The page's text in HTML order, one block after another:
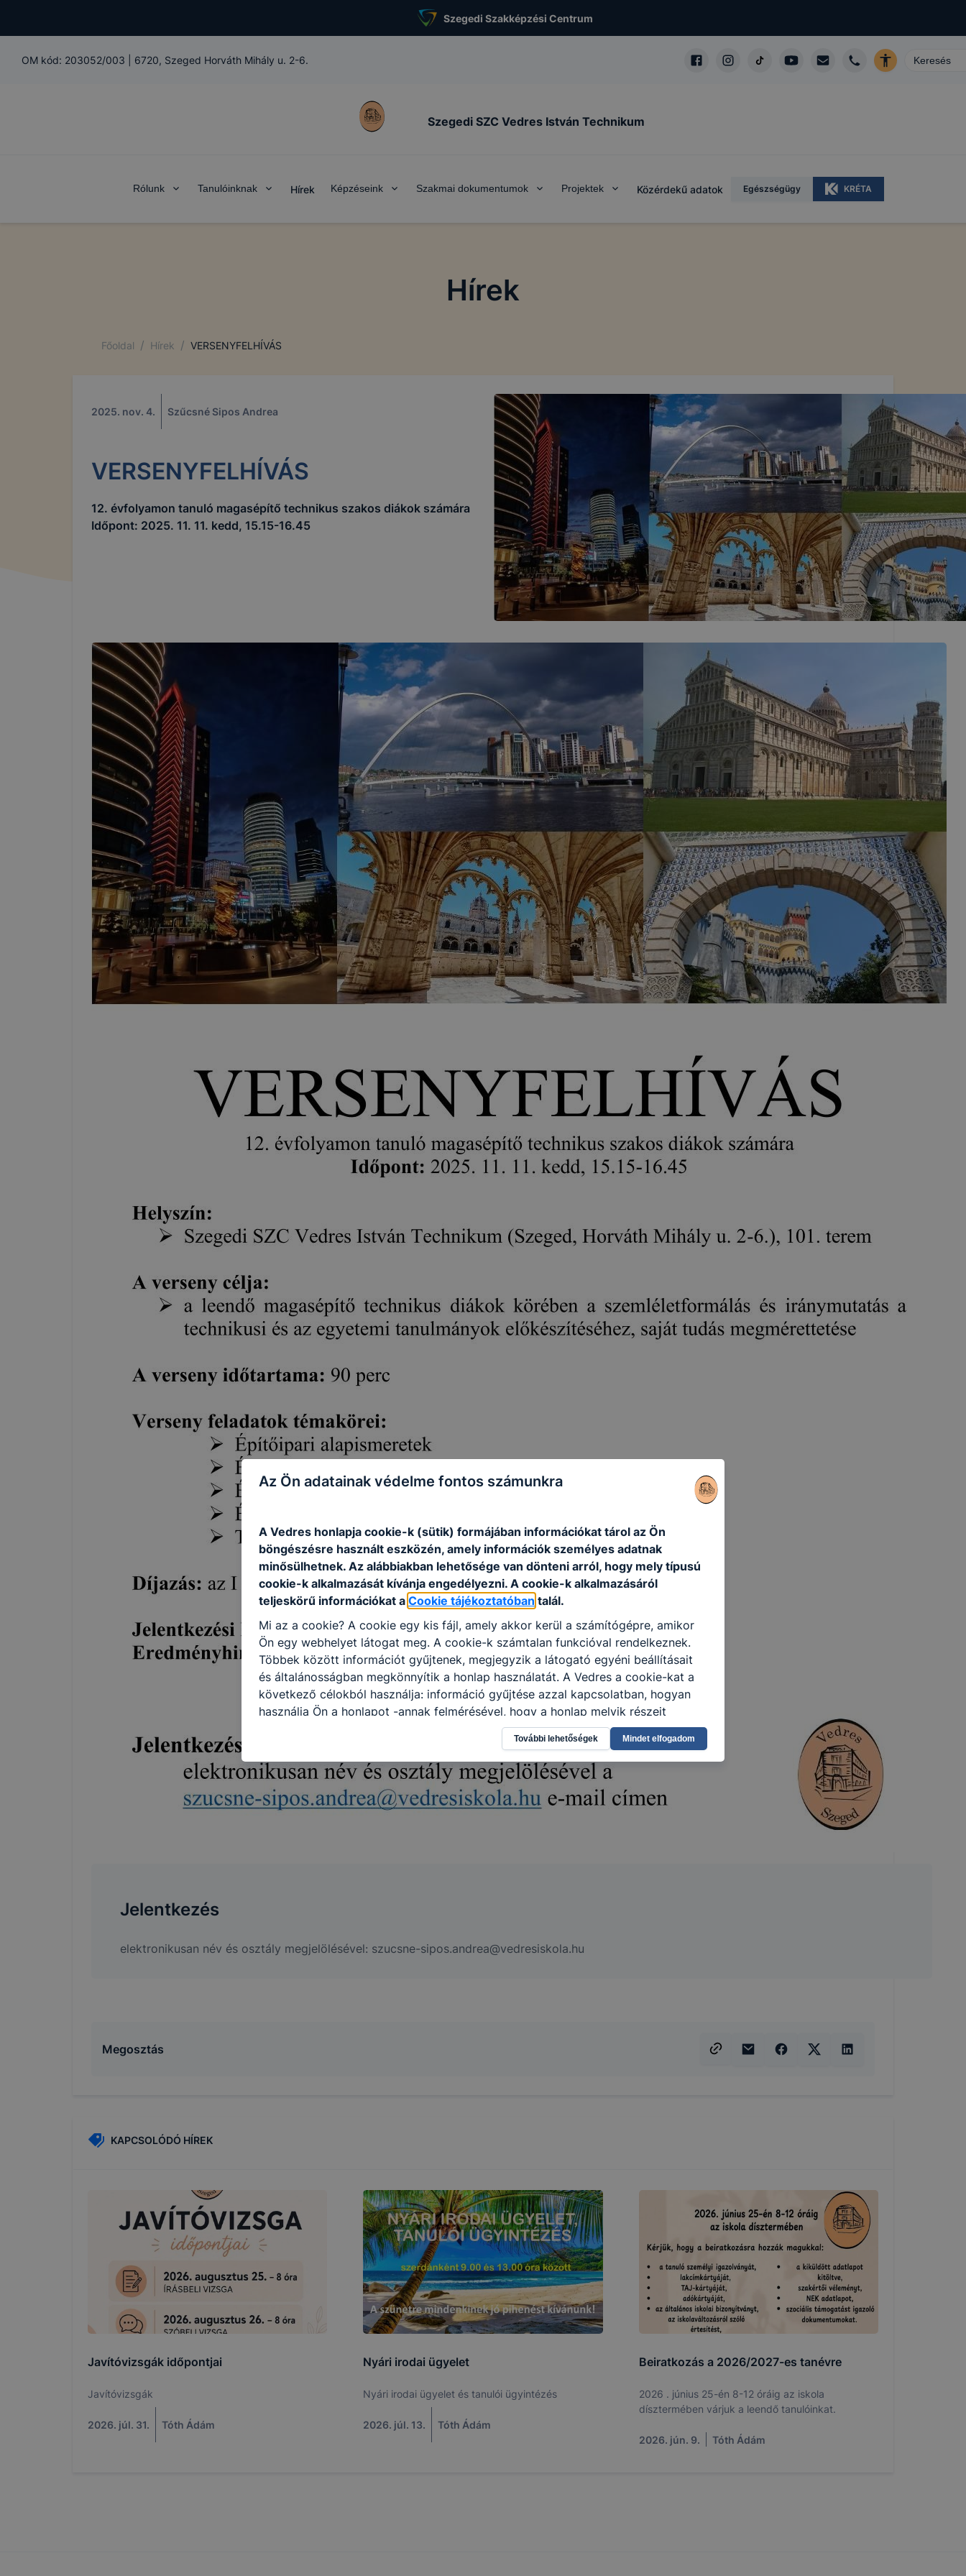
Szegedi Szakképzési Centrum
OM kód: 203052/003 6720, Szeged Horváth Mihály u. 2-6.
Szegedi SZC Vedres István Technikum
Rólunk Tanulóinknak Hírek Képzéseink Szakmai dokumentumok Projektek Közérdekű adatok Egészségügy KRÉTA
Hírek
Főoldal / Hírek / VERSENYFELHÍVÁS
2025. nov. 4. Szűcsné Sipos Andrea
VERSENYFELHÍVÁS
12. évfolyamon tanuló magasépítő technikus szakos diákok számára
Időpont: 2025. 11. 11. kedd, 15.15-16.45
Jelentkezés
elektronikusan név és osztály megjelölésével: szucsne-sipos.andrea@vedresiskola.hu
Megosztás
KAPCSOLÓDÓ HÍREK
Javítóvizsgák időpontjai
Javítóvizsgák
2026. júl. 31. Tóth Ádám
Nyári irodai ügyelet
Nyári irodai ügyelet és tanulói ügyintézés
2026. júl. 13. Tóth Ádám
Beiratkozás a 2026/2027-es tanévre
2026 . június 25-én 8-12 óráig az iskola
dísztermében várjuk a leendő tanulóinkat.
2026. jún. 9. Tóth Ádám
Az Ön adatainak védelme fontos számunkra
A Vedres honlapja cookie-k (sütik) formájában információkat tárol az Ön
böngészésre használt eszközén, amely információk személyes adatnak
minősülhetnek. Az alábbiakban lehetősége van dönteni arról, hogy mely típusú
cookie-k alkalmazását kívánja engedélyezni. A cookie-k alkalmazásáról
teljeskörű információkat a Cookie tájékoztatóban talál.
Mi az a cookie? A cookie egy kis fájl, amely akkor kerül a számítógépre, amikor
Ön egy webhelyet látogat meg. A cookie-k számtalan funkcióval rendelkeznek.
Többek között információt gyűjtenek, megjegyzik a látogató egyéni beállításait
és általánosságban megkönnyítik a honlap használatát. A Vedres a cookie-kat a
következő célokból használja: információ gyűjtése azzal kapcsolatban, hogyan
használja Ön a honlapot -annak felmérésével, hogy a honlap melyik részeit
látogatja, vagy használja leginkább, így megtudhatjuk, hogyan biztosítsunk Önnek
még jobb felhasználói élményt, ha ismét meglátogatja oldalunkat, honlap
fejlesztése. Hogyan ellenőrizheti és hogyan tudja kikapcsolni a cookie-kat?
Minden modern böngésző engedélyezi a cookie-k beállításának a változtatását. A
legtöbb böngésző alapértelmezettként automatikusan elfogadja a cookie-kat, de
ezek általában megváltoztathatók. Felhívjuk figyelmét, hogy mivel a cookie-k
További lehetőségek Mindet elfogadom